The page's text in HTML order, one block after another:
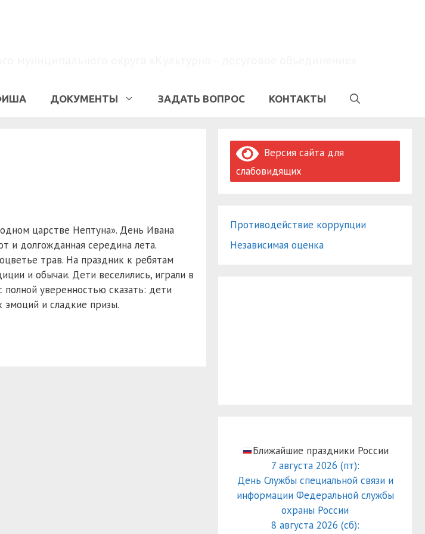
ДОКУМЕНТЫ ЗАДАТЬ ВОПРОС КОНТАКТЫ
царстве Нептуна». День Ивана
и долгожданная середина лета.
трав. На праздник к ребятам
и обычаи. Дети веселились, играли в
уверенностью сказать: дети
эмоций и сладкие призы.
Версия сайта для
слабовидящих
Противодействие коррупции
Независимая оценка
Ближайшие праздники России
7 августа 2026 (пт):
День Службы специальной связи и
информации Федеральной службы
охраны России
8 августа 2026 (сб):